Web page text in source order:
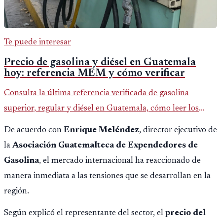
Te puede interesar
Precio de gasolina y diésel en Guatemala
hoy: referencia MEM y cómo verificar
Consulta la última referencia verificada de gasolina
superior, regular y diésel en Guatemala, cómo leer los
De acuerdo con Enrique Meléndez, director ejecutivo de
laAsociación Guatemalteca de Expendedores de
Gasolina, el mercado internacional ha reaccionado de
manera inmediata a las tensiones que se desarrollan en la
región.
Según explicó el representante del sector, el precio del